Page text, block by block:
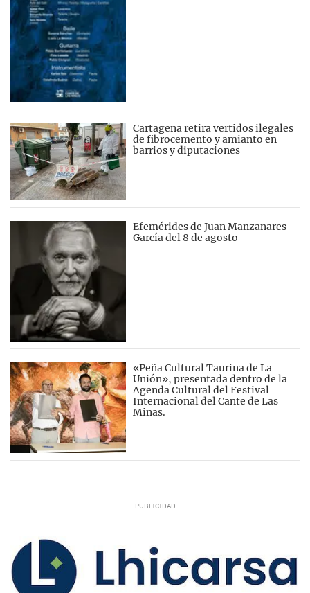
Cartagena retira vertidos ilegales
de fibrocemento y amianto en
barrios y diputaciones
Efemérides de Juan Manzanares
García del 8 de agosto
«Peña Cultural Taurina de La
Unión», presentada dentro de la
Agenda Cultural del Festival
Internacional del Cante de Las
Minas.